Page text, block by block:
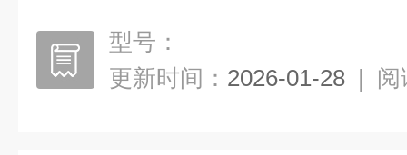
型号：
更新时间： 2026-01-28 | 阅